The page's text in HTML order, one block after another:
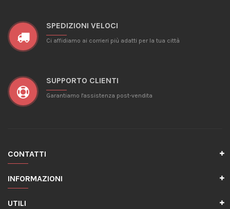
SPEDIZIONI VELOCI
Ci affidiamo ai corrieri più adatti per la tua città
SUPPORTO CLIENTI
Garantiamo l'assistenza post-vendita
CONTATTI
INFORMAZIONI
UTILI